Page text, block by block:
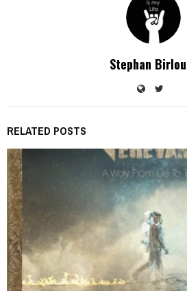
Stephan
RELATED POSTS